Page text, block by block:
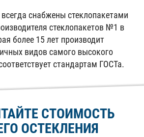
снабжены стеклопакетами
стеклопакетов №1 в
более 15 лет производит
видов самого высокого
стандартам ГОСТа.
СТОИМОСТЬ
ОСТЕКЛЕНИЯ